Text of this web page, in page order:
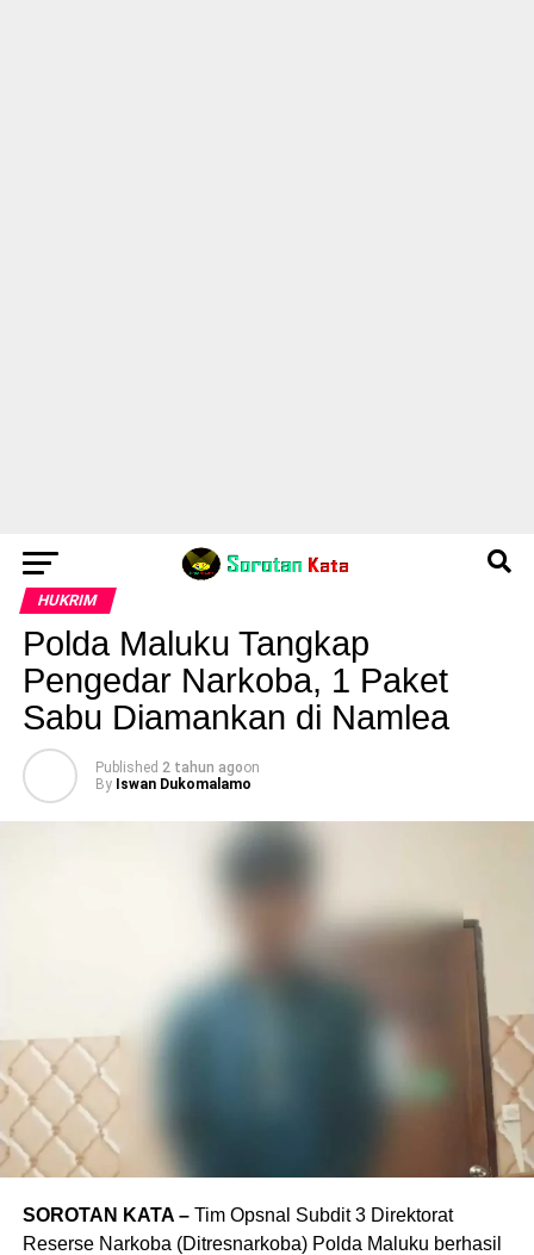
HUKRIM
Polda Maluku Tangkap
Pengedar Narkoba, 1 Paket
Sabu Diamankan di Namlea
Published 2 tahun agoon
By Iswan Dukomalamo
SOROTAN KATA –Tim Opsnal Subdit 3 Direktorat
Reserse Narkoba (Ditresnarkoba) Polda Maluku berhasil